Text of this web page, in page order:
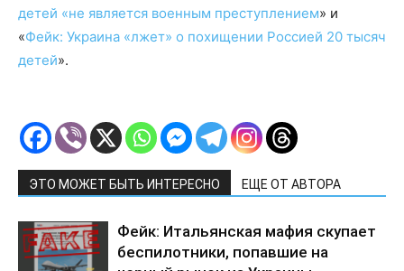
детей «не является военным преступлением» и
«Фейк: Украина «лжет» о похищении Россией 20 тысяч
детей».
ЭТО МОЖЕТ БЫТЬ ИНТЕРЕСНО ЕЩЕ ОТ АВТОРА
Фейк: Итальянская мафия скупает
беспилотники, попавшие на